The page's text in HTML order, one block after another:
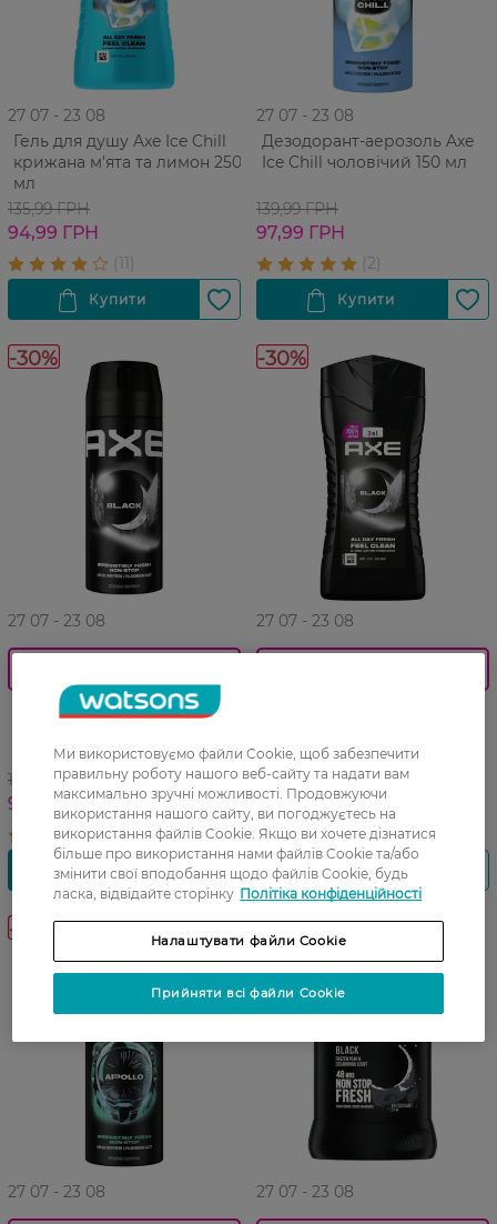
27 07 - 23 08
Гель для душу Axe Ice Chill
крижана м'ята та лимон 250
мл
135,99 ГРН
94,99 ГРН
27 07 - 23 08
Дезодорант-аерозоль Axe
Ice Chill чоловічий 150 мл
139,99 ГРН
97,99 ГРН
-30%
27 07 - 23 08
Дезодорант-спрей
139,99 ГРН
97,99 ГРН
-30%
27 07 - 23 08
135,99 ГРН
94,99 ГРН
-30%
27 07 - 23 08
-30%
27 07 - 23 08
Ми використовуємо файли Cookie, щоб забезпечити
правильну роботу нашого веб-сайту та надати вам
максимально зручні можливості. Продовжуючи
використання нашого сайту, ви погоджуєтесь на
використання файлів Cookie. Якщо ви хочете дізнатися
більше про використання нами файлів Cookie та/або
змінити свої вподобання щодо файлів Cookie, будь
ласка, відвідайте сторінку Політіка конфіденційності
Налаштувати файли Cookie
Прийняти всі файли Cookie